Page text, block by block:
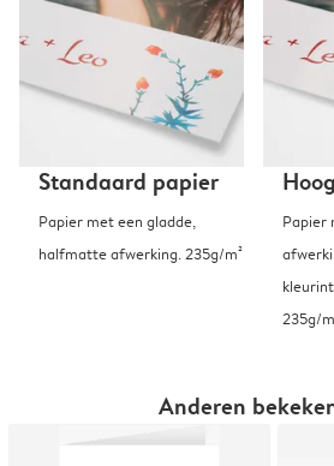
Standaard papier
Papier met een gladde,
halfmatte afwerking. 235g/m²
Papier
235g/
Anderen